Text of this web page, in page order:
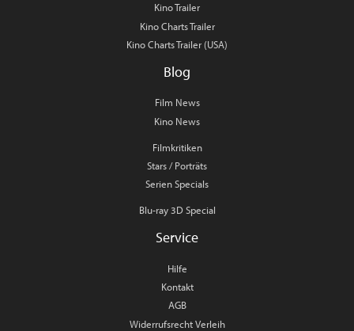
Kino Trailer
Kino Charts Trailer
Kino Charts Trailer (USA)
Blog
Film News
Kino News
Filmkritiken
Stars / Porträts
Serien Specials
Blu-ray 3D Special
Service
Hilfe
Kontakt
AGB
Widerrufsrecht Verleih